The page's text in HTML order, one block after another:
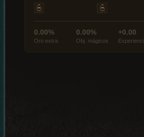
0.00%
Oro extra
0.00%
Obj. mágicos
+0.00